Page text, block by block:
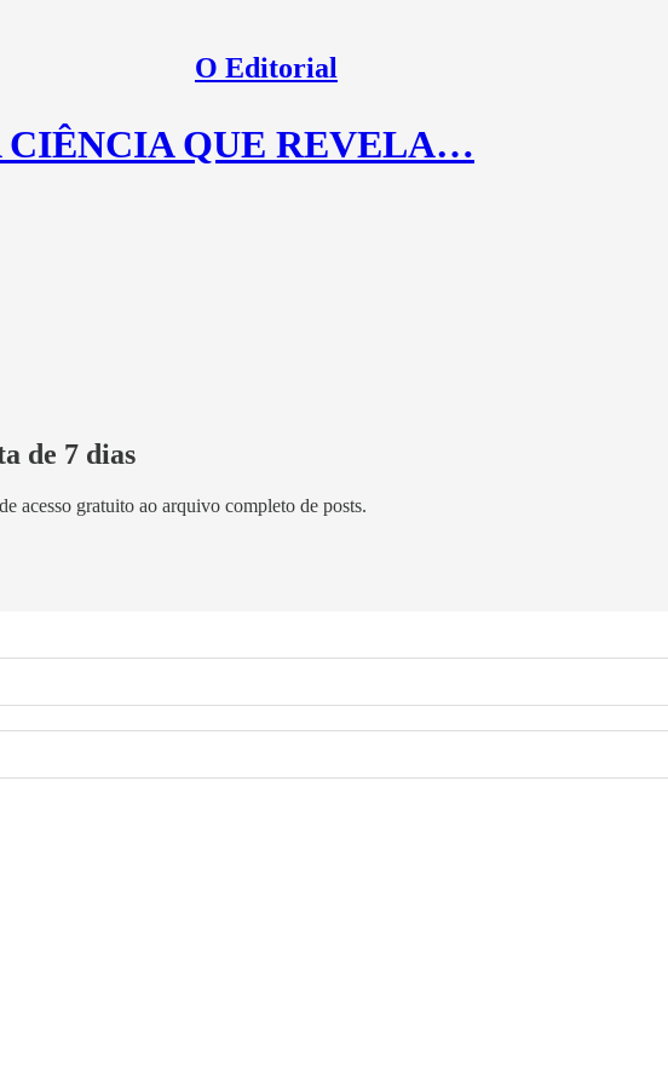
O Editorial
QUE REVELA…
de 7 dias
acesso gratuito ao arquivo completo de posts.